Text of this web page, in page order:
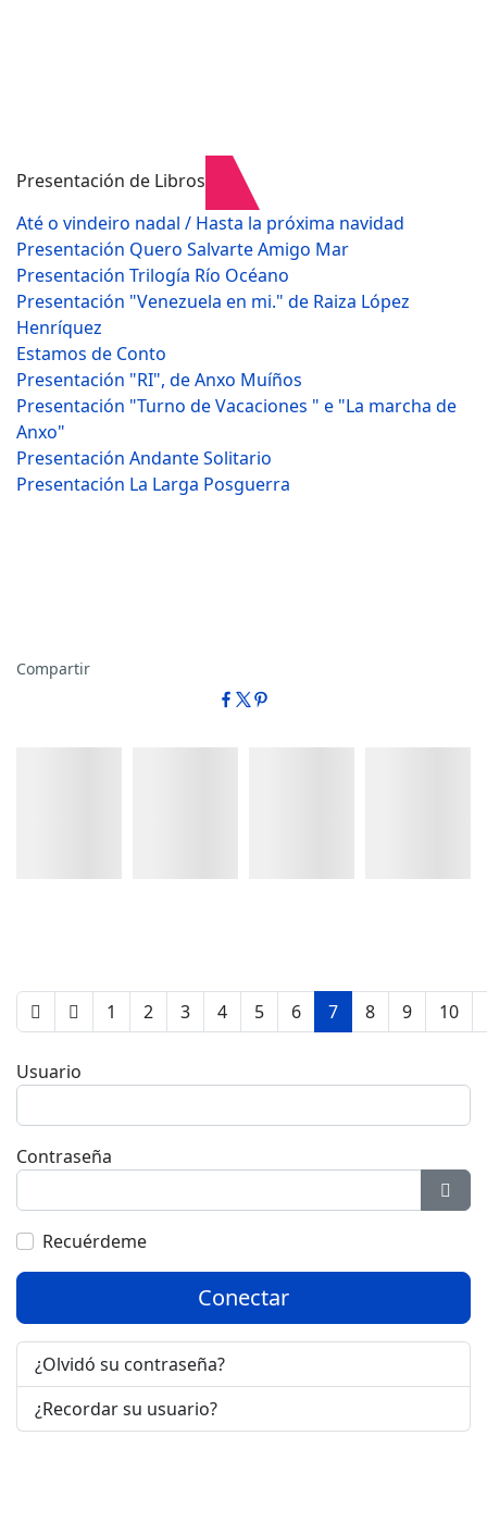
Presentación de Libros
Até o vindeiro nadal / Hasta la próxima navidad
Presentación Quero Salvarte Amigo Mar
Presentación Trilogía Río Océano
Presentación "Venezuela en mi." de Raiza López
Henríquez
Estamos de Conto
Presentación "RI", de Anxo Muíños
Presentación "Turno de Vacaciones " e "La marcha de
Anxo"
Presentación Andante Solitario
Presentación La Larga Posguerra
Compartir
1 2 3 4 5 6 7 8 9 10
Usuario
Contraseña
Recuérdeme
Conectar
¿Olvidó su contraseña?
¿Recordar su usuario?